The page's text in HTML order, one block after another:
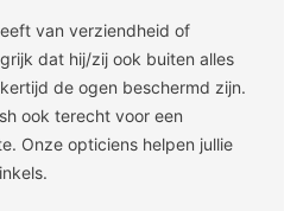
van verziendheid of
dat hij/zij ook buiten alles
de ogen beschermd zijn.
ook terecht voor een
Onze opticiens helpen jullie